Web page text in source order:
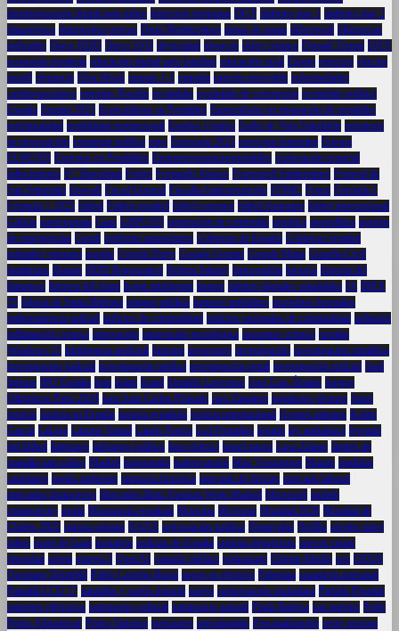
desintoxicación digital para niños detección temprana DGT diabetes tipo 1 diabetes tipo 2
diagnóstico diagnóstico precoz Dieta Mediterránea dietas de moda diferencial diligencias
judiciales Disco HDD Disco SSD diversidad divorcio dolor crónico Donald Trump DXY
economía española educación digital para familias educación rural Egipto ejercicio ejército
israelí elegancia Elon Musk empate 1-1 empatía energía renovable enfermedades
cardiovasculares entradas Rosalía escándalo escándalo de corrupción escándalo político
España España 2025 Especialistas en Portátiles Especialistas en reparación de portátiles
espiritualidad estabilidad institucional Estados Unidos Estilo de Vida Saludable estrategia
de negociación estrategia política euro Eurocopa 2025 eurocopa femenina Europa
EURUSD Expertos en Portátliles Expertosreparacionportátiles exploración espacial
fallecimiento FC Barcelona Feijóo Fernando Alonso Ferrocarril Subterráneo Festival de
San Sebastián firewall Fiscal General Fiscalía Anticorrupción FOMC Forex Fórmula 1
Fórmula 1 2025 fútbol Fútbol español fútbol europeo fútbol femenino fútbol internacional
Galicia gastronomía Gaza GBPUSD generación de contenido genética geopolítica gestión
de emergencias Gmail gobierno autonómico Gobierno de España Gobierno español
goleador veterano google Google Drive Google Gemini Google Maps Guardia Civil
hambruna Hamás HDD Regenerator Helena Jubany hipocondría historia historia del
flamenco historia del islam hogar inteligente humor hábitos digitales saludables IA IBEX
35 Iglesia de Santa Bárbara imagen pública impacto mediático incendios forestales
independencia judicial indicios de criminalidad indicios racionales de criminalidad inflación
inflamación crónica innovación innovación tecnológica insomnio crónico instalar
Windows 11 inteligencia artificial Internet inversores investigación investigación científica
investigación judicial investigación médica investigación penal investigación policial Ipad
Iphone IPO España Irán islam Israel Jennifer Lawrence José Luis Ábalos Juegos
Olímpicos París 2024 juez Juan Carlos Peinado juez Zapatero jugadores jóvenes Junts
justicia justicia en España justicia española justicia internacional jóvenes talentos Koldo
García LaLiga Lamine Yamal Lando Norris Lcd Portatiles legado ley antitabaco leyenda
del fútbol liderazgo liderazgo político lince ibérico lionel messi Luca Zidane límites de
pantalla para niños Madrid magistrado malversación Max Verstappen Mazón medidas
cautelares medio ambiente memoria histórica mercado de divisas mercado laboral
mercados financieros Mercedes-Benz Fashion Week Madrid Microsoft mobile
connectivity moda Monarquía española Moncloa Movistar Mundial 2026 Mundial de
Clubes 2025 música urbana NASA negociación política Netanyahu Netflix niveles clave
niños norte de Gaza nostalgia noticias de España noticias deportivas nuevas pistas
obesidad oferta omega-3 OpenAI opinión pública optimismo Oriente Medio oro OTAN
Ousmane Dembélé Pablo Carreño Busta pagos en efectivo Palestina panadería artesanal
Pantalla LCD 17 pantallas y sueño infantil pareja participación ciudadana Partido Popular
patinetes eléctricos patrimonio cultural patrimonio natural Paula Badosa paz interior Pedri
Pedro Almodóvar Pedro Sánchez pensiones periodontitis Personalización peste porcina